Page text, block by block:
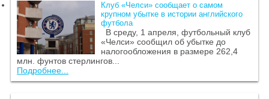
Клуб «Челси» сообщает о самом
крупном убытке в истории английского
футбола
В среду, 1 апреля, футбольный клуб
«Челси» сообщил об убытке до
налогообложения в размере 262,4
млн. фунтов стерлингов...
Подробнее...